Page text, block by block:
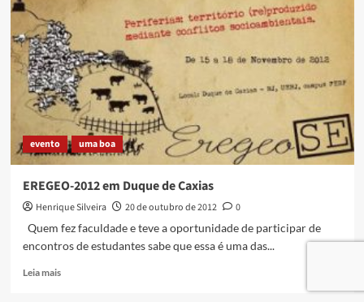
sobre
o
Plano
Municipal
do
Livro
e
Leitura
evento uma boa
EREGEO-2012 em Duque de Caxias
Henrique Silveira 20 de outubro de 2012
0
Quem fez faculdade e teve a oportunidade de participar de
encontros de estudantes sabe que essa é uma das...
Leia maisRead